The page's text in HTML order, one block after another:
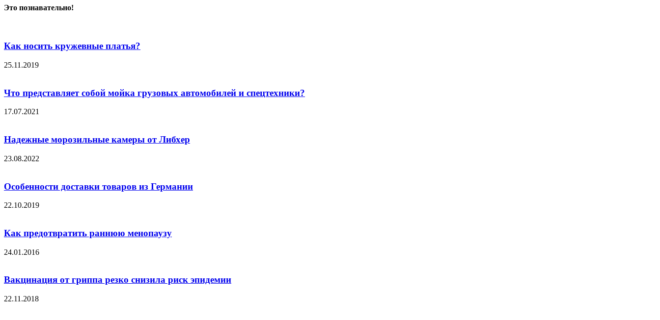
Это познавательно!
Как носить кружевные платья?
25.11.2019
Что представляет собой мойка грузовых автомобилей и спецтехники?
17.07.2021
Надежные морозильные камеры от Либхер
23.08.2022
Особенности доставки товаров из Германии
22.10.2019
Как предотвратить раннюю менопаузу
24.01.2016
Вакцинация от гриппа резко снизила риск эпидемии
22.11.2018